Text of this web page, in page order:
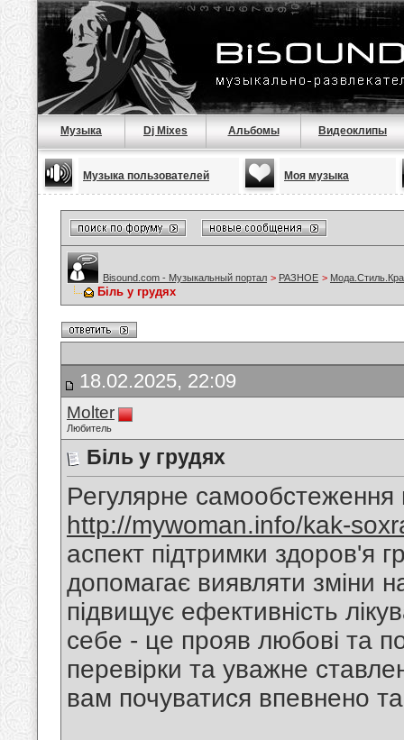
Музыка Dj Mixes Альбомы Видеоклипы
Музыка пользователей Моя музыка
Bisound.com - Музыкальный портал > РАЗНОЕ >
Біль у грудях
18.02.2025, 22:09
Molter
Любитель
Біль у грудях
Регулярне самообстеження
http://mywoman.info/kak-
аспект підтримки здоров'я
допомагає виявляти зміни
підвищує ефективність
себе - це прояв любові та
перевірки та уважне
вам почуватися впевнено